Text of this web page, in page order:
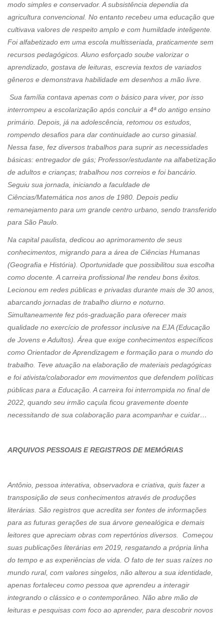
modo simples e conservador. A subsistência dependia da
agricultura convencional. No entanto recebeu uma educação que
cultivava valores de respeito amplo e com humildade inteligente.
Foi alfabetizado em uma escola multisseriada, praticamente sem
recursos pedagógicos. Aluno esforçado soube valorizar o
aprendizado, gostava de leituras, escrevia textos de variados
gêneros e demonstrava habilidade em desenhos a mão livre.
Sua família contava apenas com o básico para viver, por isso
interrompeu a escolarização após concluir a 4ª do antigo ensino
primário. Depois, já na adolescência, retomou os estudos,
rompendo desafios para dar continuidade ao curso ginasial.
Nessa fase, fez diversos trabalhos para suprir as necessidades
básicas: entregador de gás; Professor/estudante na alfabetização
de adultos e crianças; trabalhou nos correios e foi bancário.
Seguiu sua jornada, iniciando a faculdade de
Ciências/Matemática nos anos de 1980. Depois pediu
remanejamento para um grande centro urbano, sendo transferido
para São Paulo.
Na capital paulista, dedicou ao aprimoramento de seus
conhecimentos, migrando para a área de Ciências Humanas
(Geografia e História). Oportunidade que possibilitou sua escolha
como docente. A carreira profissional lhe rendeu bons êxitos.
Lecionou em redes públicas e privadas durante mais de 30 anos,
abarcando jornadas de trabalho diurno e noturno.
Simultaneamente fez pós-graduação para oferecer mais
qualidade no exercício de professor inclusive na EJA (Educação
de Jovens e Adultos). Área que exige conhecimentos específicos
como Orientador de Aprendizagem e formação para o mundo do
trabalho. Teve atuação na elaboração de materiais pedagógicas
e foi ativista/colaborador em movimentos que defendem políticas
públicas para a Educação. A carreira foi interrompida no final de
2022, quando seu irmão caçula ficou gravemente doente
necessitando de sua colaboração para acompanhar e cuidar…
ARQUIVOS PESSOAIS E REGISTROS DE MEMÓRIAS
Antônio, pessoa interativa, observadora e criativa, quis fazer a
transposição de seus conhecimentos através de produções
literárias. São registros que acredita ser fontes de informações
para as futuras gerações de sua árvore genealógica e demais
leitores que apreciam obras com repertórios diversos. Começou
suas publicações literárias em 2019, resgatando a própria linha
do tempo e as experiências de vida. O fato de ter suas raízes no
mundo rural, com valores singelos, não alterou a sua identidade,
apenas fortaleceu como pessoa que aprendeu a interagir
integrando o clássico e o contemporâneo. Não abre mão de
leituras e pesquisas com foco ao aprender, para descobrir novos